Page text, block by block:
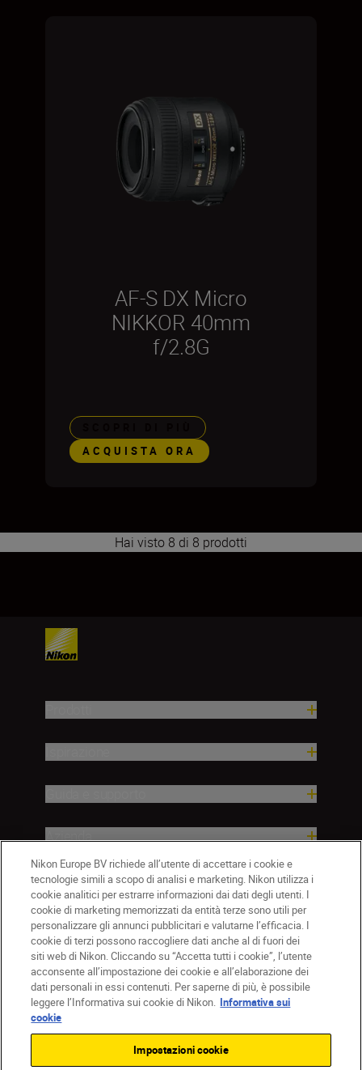
AF-S DX Micro
NIKKOR 40mm
f/2.8G
ACQUISTA ORA
Hai visto 8 di 8 prodotti
Azienda
IT Nikon Sites
Contattateci
Termini di utilizzo
Informativa sui cookie
Impostazioni dei cookie
Nikon Europe BV richiede all’utente di accettare i cookie e
tecnologie simili a scopo di analisi e marketing. Nikon utilizza i
cookie analitici per estrarre informazioni dai dati degli utenti. I
cookie di marketing memorizzati da entità terze sono utili per
personalizzare gli annunci pubblicitari e valutarne l’efficacia. I
cookie di terzi possono raccogliere dati anche al di fuori dei
siti web di Nikon. Cliccando su “Accetta tutti i cookie”, l’utente
acconsente all’impostazione dei cookie e all’elaborazione dei
dati personali in essi contenuti. Per saperne di più, è possibile
leggere l’Informativa sui cookie di Nikon. Informativa sui
cookie
Impostazioni cookie